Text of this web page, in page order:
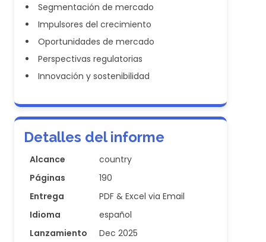
Segmentación de mercado
Impulsores del crecimiento
Oportunidades de mercado
Perspectivas regulatorias
Innovación y sostenibilidad
Detalles del informe
Alcance
country
Páginas
190
Entrega
PDF & Excel via Email
Idioma
español
Lanzamiento
Dec 2025